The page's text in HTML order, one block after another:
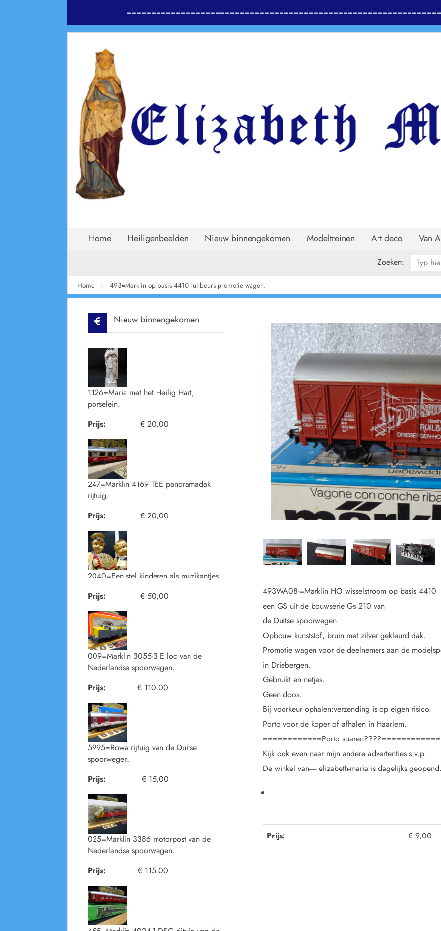
==========================================================
Home Heiligenbeelden Nieuw binnengekomen Modeltreinen Art deco Van
Zoeken:
Home 493=Marklin op basis 4410 ruilbeurs promotie wagen.
Prijs: € 9,00
493WA08-=Marklin HO wisselstroom op basis 4410
een GS uit de bouwserie Gs 210 van
de Duitse spoorwegen.
Opbouw kunststof, bruin met zilver gekleurd dak.
Promotie wagen voor de deelnemers aan de
in Driebergen.
Gebruikt en netjes.
Geen doos.
Bij voorkeur ophalen:verzending is op eigen risico.
Porto voor de koper of afhalen in Haarlem.
============Porto sparen????============
Kijk ook even naar mijn andere advertenties.s.v.p.
De winkel van----- elizabeth-maria is dagelijks geopend.
Nieuw binnengekomen
1126=Maria met het Heilig Hart,
porselein.
Prijs:
€ 20,00
247=Marklin 4169 TEE panoramadak
rijtuig.
Prijs:
€ 20,00
2040=Een stel kinderen als muzikantjes.
Prijs:
€ 50,00
009=Marklin 3055-3 E loc van de
Nederlandse spoorwegen.
Prijs:
€ 110,00
5995=Rowa rijtuig van de Duitse
spoorwegen.
Prijs:
€ 15,00
025=Marklin 3386 motorpost van de
Nederlandse spoorwegen.
Prijs:
€ 115,00